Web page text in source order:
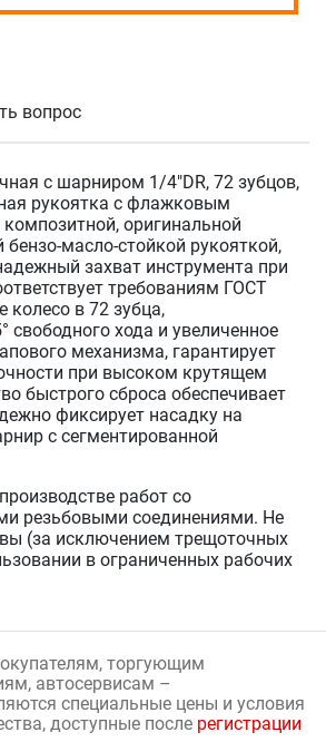
вопрос
с шарниром 1/4"DR, 72 зубцов,
рукоятка с флажковым
оригинальной
масло-стойкой рукояткой,
захват инструмента при
требованиям ГОСТ
колесо в 72 зубца,
свободного хода и увеличенное
механизма, гарантирует
при высоком крутящем
быстрого сброса обеспечивает
фиксирует насадку на
с сегментированной
работ со
резьбовыми соединениями. Не
(за исключением трещоточных
в ограниченных рабочих
торгующим
автосервисам –
специальные цены и условия
доступные после регистрации